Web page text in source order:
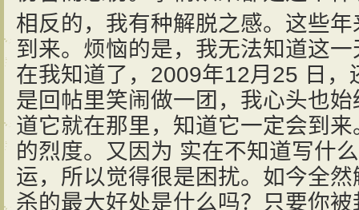
相反的，我有种解脱之感。这些
到来。烦恼的是，我无法知道这
在我知道了，2009年12月25 日，
是回帖里笑闹做一团，我心头也
道它就在那里，知道它一定会到
的烈度。又因为 实在不知道写什
运，所以觉得很是困扰。如今全
杀的最大好处是什么吗？只要你